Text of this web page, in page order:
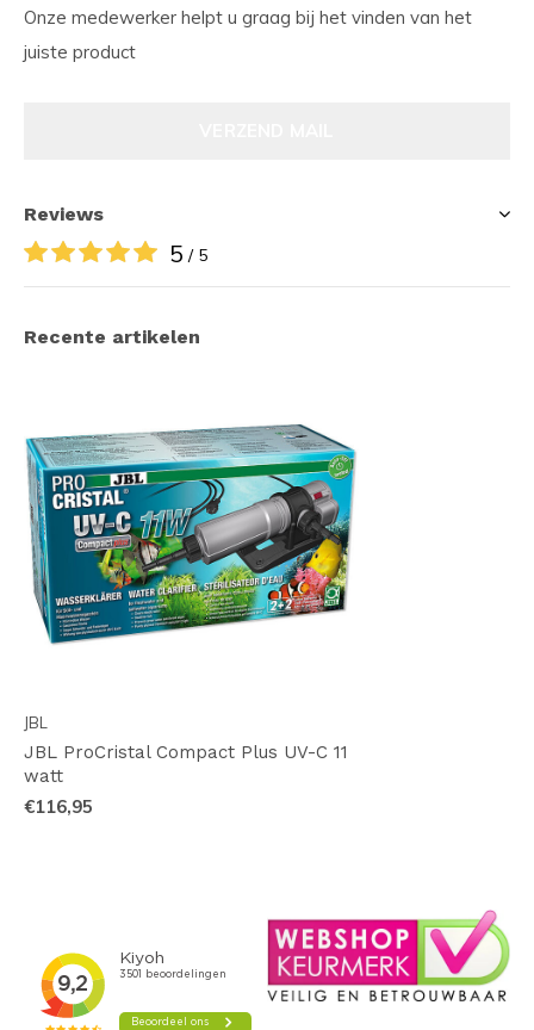
Onze medewerker helpt u graag bij het vinden van het
juiste product
Reviews
5 / 5
Recente artikelen
JBL
JBL ProCristal Compact Plus UV-C 11
watt
€116,95